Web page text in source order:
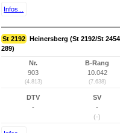
Infos...
St 2192 Heinersberg (St 2192/St
289)
Nr.
903
(4.813)
B-Rang
10.042
(7.638)
DTV
-
SV
-
(-)